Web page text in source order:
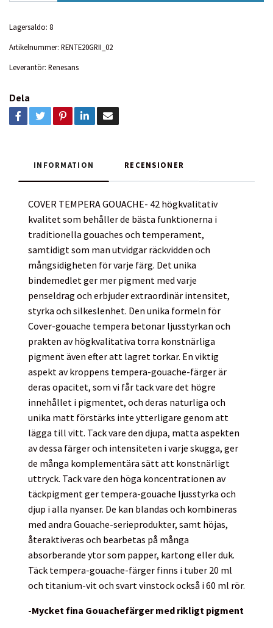
Lagersaldo: 8
Artikelnummer: RENTE20GRII_02
Leverantör: Renesans
Dela
INFORMATION RECENSIONER
COVER TEMPERA GOUACHE- 42 högkvalitativ
kvalitet som behåller de bästa funktionerna i
traditionella gouaches och temperament,
samtidigt som man utvidgar räckvidden och
mångsidigheten för varje färg. Det unika
bindemedlet ger mer pigment med varje
penseldrag och erbjuder extraordinär intensitet,
styrka och silkeslenhet. Den unika formeln för
Cover-gouache tempera betonar ljusstyrkan och
prakten av högkvalitativa torra konstnärliga
pigment även efter att lagret torkar. En viktig
aspekt av kroppens tempera-gouache-färger är
deras opacitet, som vi får tack vare det högre
innehållet i pigmentet, och deras naturliga och
unika matt förstärks inte ytterligare genom att
lägga till vitt. Tack vare den djupa, matta aspekten
av dessa färger och intensiteten i varje skugga, ger
de många komplementära sätt att konstnärligt
uttryck. Tack vare den höga koncentrationen av
täckpigment ger tempera-gouache ljusstyrka och
djup i alla nyanser. De kan blandas och kombineras
med andra Gouache-serieprodukter, samt höjas,
återaktiveras och bearbetas på många
absorberande ytor som papper, kartong eller duk.
Täck tempera-gouache-färger finns i tuber 20 ml
och titanium-vit och svart vinstock också i 60 ml rör.
-Mycket fina Gouachefärger med rikligt pigment